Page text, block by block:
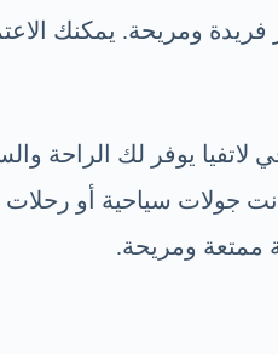
ومريحة. يمكنك
لاتفيا يوفر لك الراحة
جولات سياحية أو رحلات
ممتعة ومريحة.